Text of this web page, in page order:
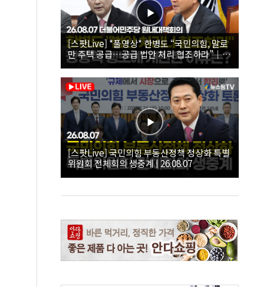
[스팟Live] *풀영상* 한병도 “국민의힘, 말로
만 주택 공급…공급 법안 처리 협조하라”｜
26.08.07 더불어민주당 원내대책회의
[스팟Live] 국민의힘 부동산정책 정상화 특별
위원회 전체회의 생중계 | 26.08.07